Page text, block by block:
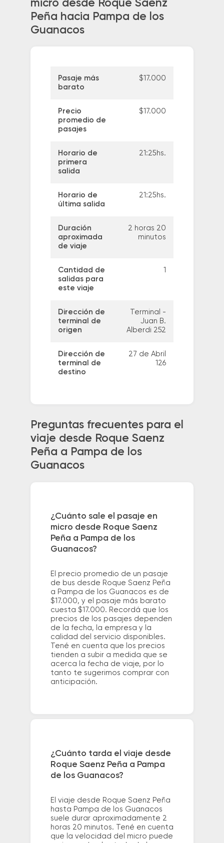
micro desde Roque Saenz
Peña hacia Pampa de los
Guanacos
Pasaje más
barato
$17.000
Precio
promedio de
pasajes
$17.000
Horario de
primera
salida
21:25hs.
Horario de
última salida
21:25hs.
Duración
aproximada
de viaje
2 horas 20
minutos
Cantidad de
salidas para
este viaje
1
Dirección de
terminal de
origen
Terminal -
Juan B.
Alberdi 252
Dirección de
terminal de
destino
27 de Abril
126
Preguntas frecuentes para el
viaje desde Roque Saenz
Peña a Pampa de los
Guanacos
¿Cuánto sale el pasaje en
micro desde Roque Saenz
Peña a Pampa de los
Guanacos?
El precio promedio de un pasaje
de bus desde Roque Saenz Peña
a Pampa de los Guanacos es de
$17.000, y el pasaje más barato
cuesta $17.000. Recordá que los
precios de los pasajes dependen
de la fecha, la empresa y la
calidad del servicio disponibles.
Tené en cuenta que los precios
tienden a subir a medida que se
acerca la fecha de viaje, por lo
tanto te sugerimos comprar con
anticipación.
¿Cuánto tarda el viaje desde
Roque Saenz Peña a Pampa
de los Guanacos?
El viaje desde Roque Saenz Peña
hasta Pampa de los Guanacos
suele durar aproximadamente 2
horas 20 minutos. Tené en cuenta
que la velocidad del micro puede